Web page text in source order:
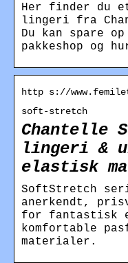
Her finder du
lingeri fra
Du kan spare
pakkeshop og
http s://
soft-stretch
Chantelle
lingeri &
elastisk
SoftStretch
anerkendt,
for fantastisk
komfortable
materialer.